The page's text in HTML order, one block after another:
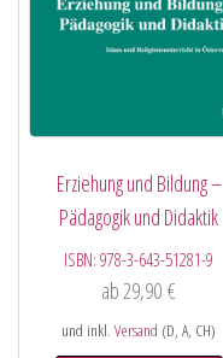
Erziehung und Bildung –
Pädagogik und Didaktik
ISBN:978-3-643-51281-9
ab 29,90€
und inkl.Versand (D, A, CH)